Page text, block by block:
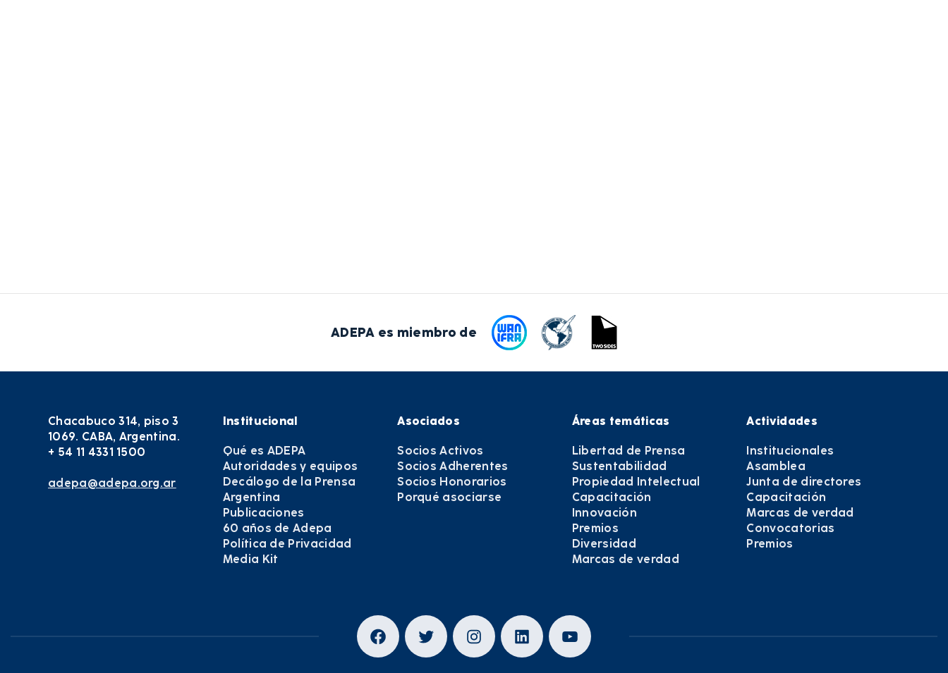
ADEPA es miembro de
Chacabuco 314, piso 3
1069. CABA, Argentina.
+ 54 11 4331 1500
adepa@adepa.org.ar
Institucional
Qué es ADEPA
Autoridades y equipos
Decálogo de la Prensa
Argentina
Publicaciones
60 años de Adepa
Política de Privacidad
Media Kit
Asociados
Socios Activos
Socios Adherentes
Socios Honorarios
Porqué asociarse
Áreas temáticas
Libertad de Prensa
Sustentabilidad
Propiedad Intelectual
Capacitación
Innovación
Premios
Diversidad
Marcas de verdad
Actividades
Institucionales
Asamblea
Junta de directores
Capacitación
Marcas de verdad
Convocatorias
Premios
Facebook
TwitterInstagram
LinkedInYouTube